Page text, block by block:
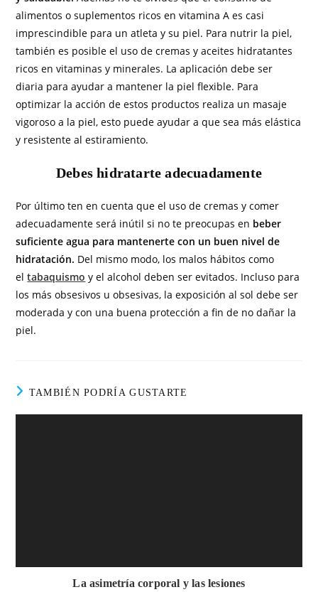
alimentos o suplementos ricos en vitamina A es casi
imprescindible para un atleta y su piel. Para nutrir la piel,
también es posible el uso de cremas y aceites hidratantes
ricos en vitaminas y minerales. La aplicación debe ser
diaria para ayudar a mantener la piel flexible. Para
optimizar la acción de estos productos realiza un masaje
vigoroso a la piel, esto puede ayudar a que sea más elástica
y resistente al estiramiento.
Debes hidratarte adecuadamente
Por último ten en cuenta que el uso de cremas y comer
adecuadamente será inútil si no te preocupas en beber
suficiente agua para mantenerte con un buen nivel de
hidratación. Del mismo modo, los malos hábitos como
eltabaquismo y el alcohol deben ser evitados. Incluso para
los más obsesivos u obsesivas, la exposición al sol debe ser
moderada y con una buena protección a fin de no dañar la
piel.
TAMBIÉN PODRÍA GUSTARTE
La asimetría corporal y las lesiones